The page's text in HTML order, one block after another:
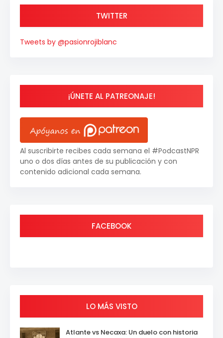
TWITTER
Tweets by @pasionrojiblanc
¡ÚNETE AL PATREONAJE!
Al suscribirte recibes cada semana el #PodcastNPR
uno o dos días antes de su publicación y con
contenido adicional cada semana.
FACEBOOK
LO MÁS VISTO
Atlante vs Necaxa: Un duelo con historia